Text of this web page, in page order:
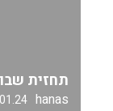
תחזית
hanas